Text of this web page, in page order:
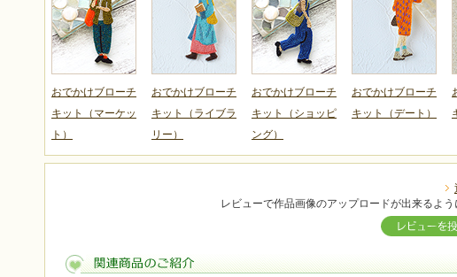
おでかけブローチ
キット（マーケッ
ト）
おでかけブローチ
キット（ライブラ
リー）
おでかけブローチ
キット（ショッピ
ング）
おでかけブローチ
キット（デート）
レビューで作品画像のアップロードが出来るよ